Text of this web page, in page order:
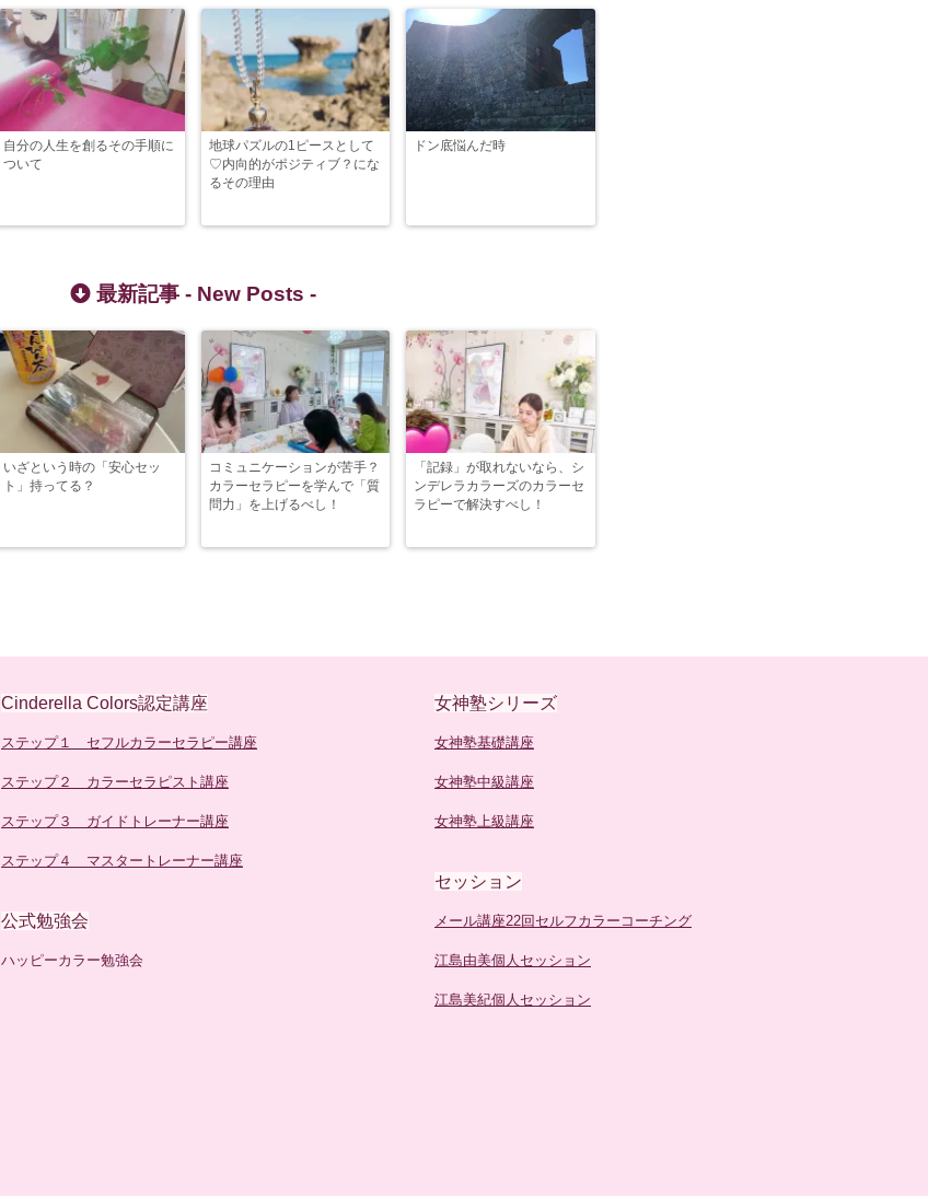
自分の人生を創るその手順に
ついて
地球パズルの1ピースとして
♡内向的がポジティブ？にな
るその理由
ドン底悩んだ時
最新記事 - New Posts -
いざという時の「安心セッ
ト」持ってる？
コミュニケーションが苦手？
カラーセラピーを学んで「質
問力」を上げるべし！
「記録」が取れないなら、シ
ンデレラカラーズのカラーセ
ラピーで解決すべし！
Cinderella Colors認定講座
ステップ１ セフルカラーセラピー講座
ステップ２ カラーセラピスト講座
ステップ３ ガイドトレーナー講座
ステップ４ マスタートレーナー講座
公式勉強会
ハッピーカラー勉強会
女神塾シリーズ
女神塾基礎講座
女神塾中級講座
女神塾上級講座
セッション
メール講座22回セルフカラーコーチング
江島由美個人セッション
江島美紀個人セッション